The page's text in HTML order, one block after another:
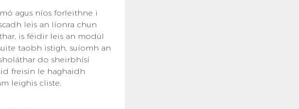
agus níos forleithne i
leis an líonra chun
is féidir leis an modúl
taobh istigh, suíomh an
do sheirbhísí
freisin le haghaidh
leighis cliste,